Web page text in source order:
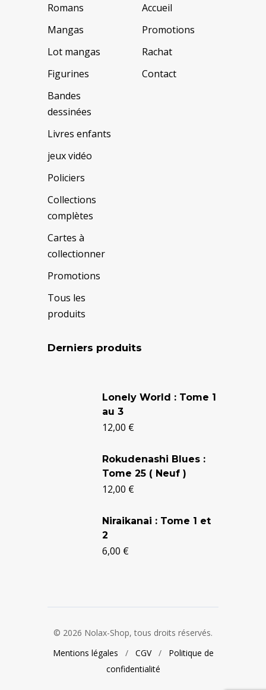
Romans
Mangas
Lot mangas
Figurines
Bandes
dessinées
Livres enfants
jeux vidéo
Policiers
Collections
complètes
Cartes à
collectionner
Promotions
Tous les
produits
Accueil
Promotions
Rachat
Contact
Derniers produits
Lonely World : Tome 1
au 3
12,00 €
Rokudenashi Blues :
Tome 25 ( Neuf )
12,00 €
Niraikanai : Tome 1 et
2
6,00 €
© 2026 Nolax-Shop, tous droits réservés.
Mentions légales / CGV/ Politique de
confidentialité